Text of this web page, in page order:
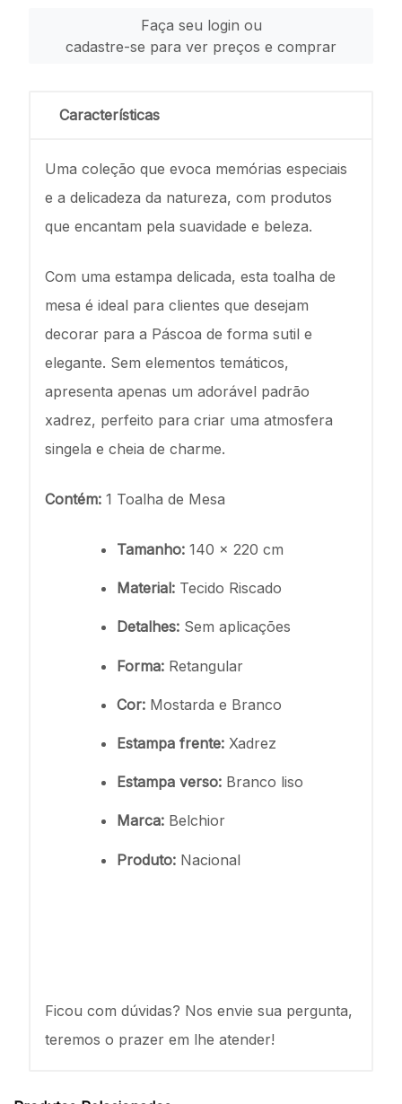
Faça seu login ou
cadastre-se para ver preços e comprar
Características
Uma coleção que evoca memórias especiais
e a delicadeza da natureza, com produtos
que encantam pela suavidade e beleza.
Com uma estampa delicada, esta toalha de
mesa é ideal para clientes que desejam
decorar para a Páscoa de forma sutil e
elegante. Sem elementos temáticos,
apresenta apenas um adorável padrão
xadrez, perfeito para criar uma atmosfera
singela e cheia de charme.
Contém: 1 Toalha de Mesa
Tamanho: 140 x 220 cm
Material: Tecido Riscado
Detalhes: Sem aplicações
Forma: Retangular
Cor: Mostarda e Branco
Estampa frente: Xadrez
Estampa verso: Branco liso
Marca: Belchior
Produto: Nacional
Ficou com dúvidas? Nos envie sua pergunta,
teremos o prazer em lhe atender!